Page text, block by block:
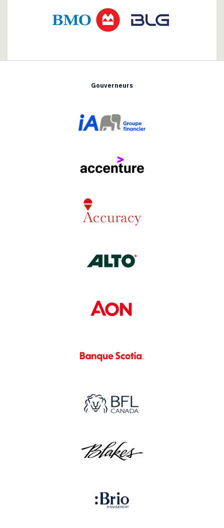
Gouverneurs